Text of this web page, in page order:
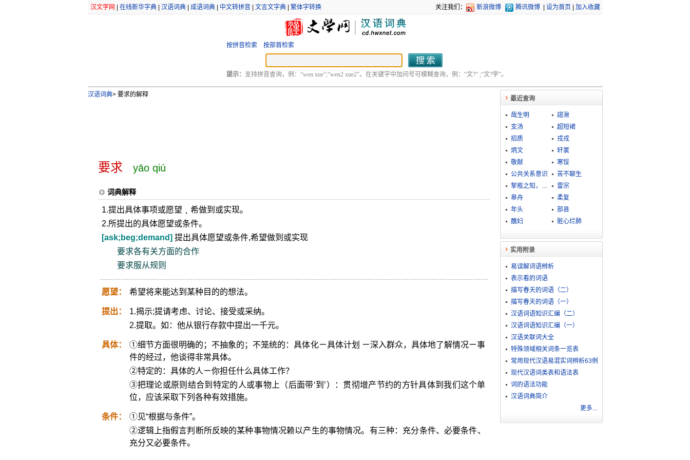
汉文学网 在线新华字典| 汉语词典| 成语词典| 中文转拼音| 文言文字典| 繁体字转换 关注我们： 新浪微博 腾讯微博 设为首页 加入收藏
按拼音检索 按部首检索
提示： 支持拼音查询，例：“wen xue”;“wen2 xue2”。在关键字中加问号可模糊查询，例：“文?” ;“文?学”。
汉语词典>要求的解释
要求 yāo qiú
词典解释
1.提出具体事项或愿望﹐希做到或实现。
2.所提出的具体愿望或条件。
[ask;beg;demand] 提出具体愿望或条件,希望做到或实现
要求各有关方面的合作
要求服从规则
愿望： 希望将来能达到某种目的的想法。
提出：
1.揭示;提请考虑、讨论、接受或采纳。
2.提取。如：他从银行存款中提出一千元。
具体：
①细节方面很明确的；不抽象的；不笼统的：具体化ㄧ具体计划 ㄧ深入群众，具体地了解情况ㄧ事
件的经过，他谈得非常具体。
②特定的：具体的人ㄧ你担任什么具体工作？
③把理论或原则结合到特定的人或事物上（后面带‘到’）：贯彻增产节约的方针具体到我们这个单
位，应该采取下列各种有效措施。
条件：
①见“根据与条件”。
②逻辑上指假言判断所反映的某种事物情况赖以产生的事物情况。有三种：充分条件、必要条件、
充分又必要条件。
最近查询
哉生明
諠湫
支汤
超短裙
招质
戎戎
炳文
轩裳
敬献
寒馁
公共关系意识
苦不聊生
挈瓶之知，不失守器
雷宗
皋舟
柔复
年头
部县
醮妇
赃心烂肺
实用附录
易误解词语辨析
表示看的词语
描写春天的词语（二）
描写春天的词语（一）
汉语词语知识汇编（二）
汉语词语知识汇编（一）
汉语关联词大全
特殊领域相关词条一览表
常用现代汉语易混实词辨析63例
现代汉语词类表和语法表
词的语法功能
汉语词典简介
更多...